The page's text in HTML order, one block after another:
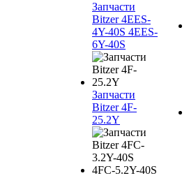
Запчасти
Bitzer 4EES-
4Y-40S 4EES-
6Y-40S
Запчасти
Bitzer 4F-
25.2Y